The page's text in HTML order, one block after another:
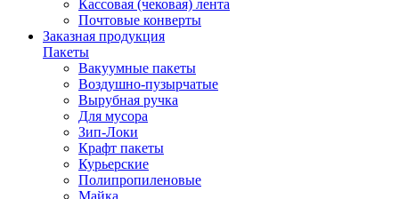
Кассовая (чековая) лента
Почтовые конверты
Заказная продукция
Пакеты
Вакуумные пакеты
Воздушно-пузырчатые
Вырубная ручка
Для мусора
Зип-Локи
Крафт пакеты
Курьерские
Полипропиленовые
Майка